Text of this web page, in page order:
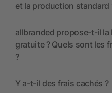
et la production standard
allbranded propose-t-il la
gratuite ? Quels sont les
?
Y a-t-il des frais cachés ?